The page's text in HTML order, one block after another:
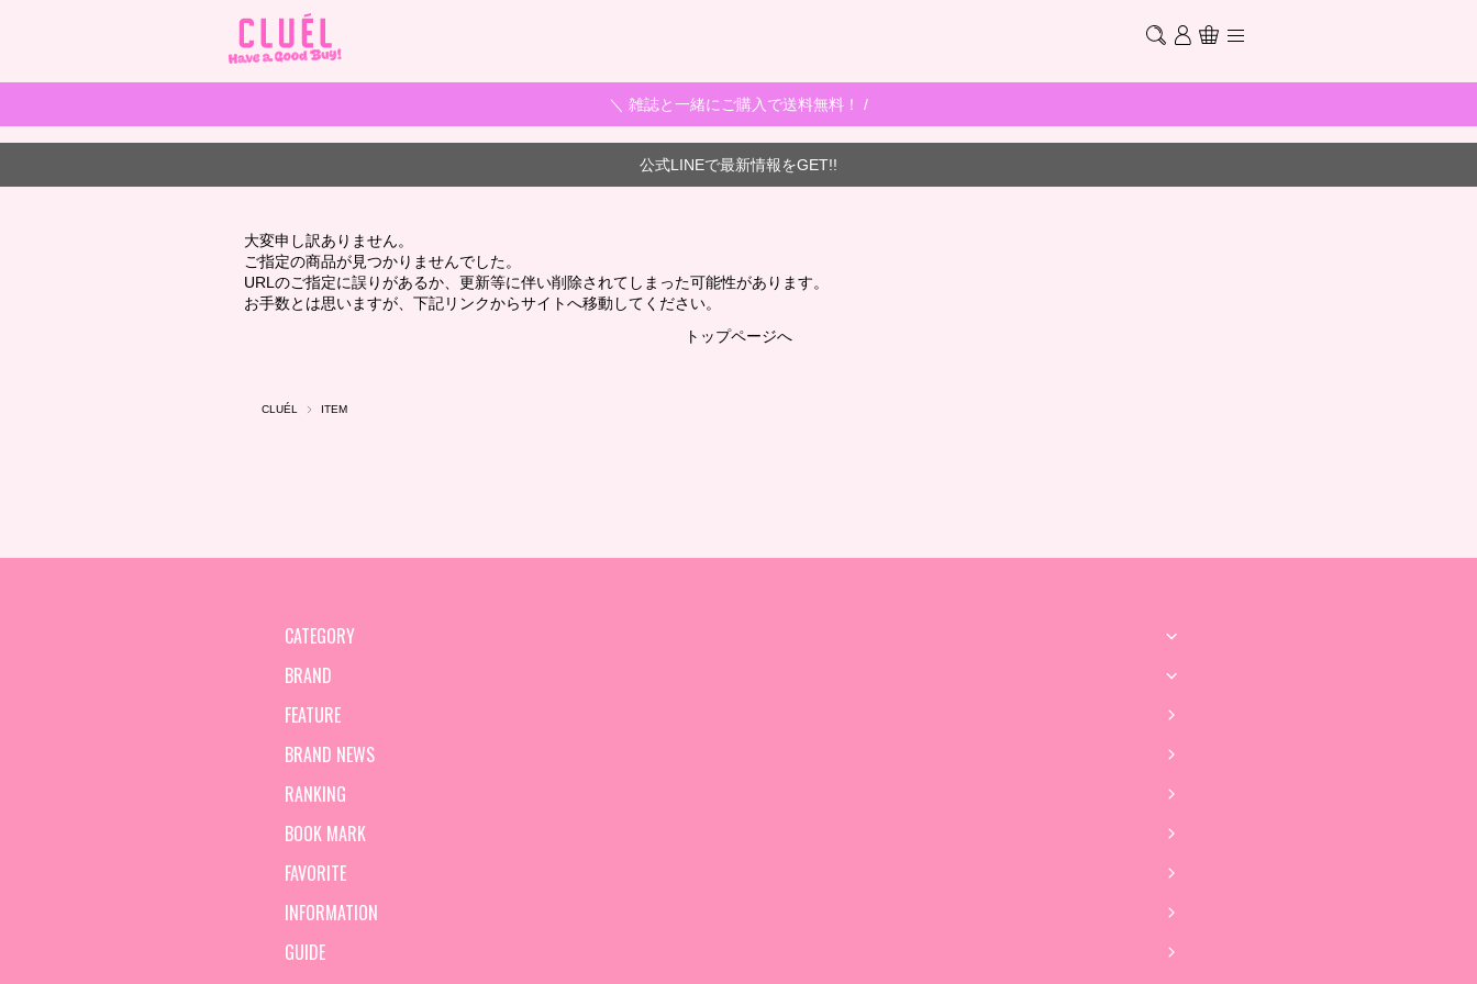
＼ 雑誌と一緒にご購入で送料無料！ /
公式LINEで最新情報をGET!!
大変申し訳ありません。
ご指定の商品が見つかりませんでした。
URLのご指定に誤りがあるか、更新等に伴い削除されてしまった可能性があります。
お手数とは思いますが、下記リンクからサイトへ移動してください。
トップページへ
CLUÉL ITEM
CATEGORY
BRAND
FEATURE
BRAND NEWS
RANKING
BOOK MARK
FAVORITE
INFORMATION
GUIDE